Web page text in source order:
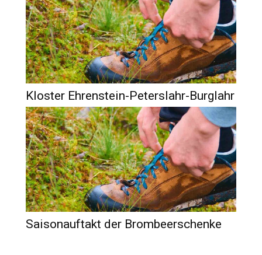
Kloster Ehrenstein-Peterslahr-Burglahr
Saisonauftakt der Brombeerschenke